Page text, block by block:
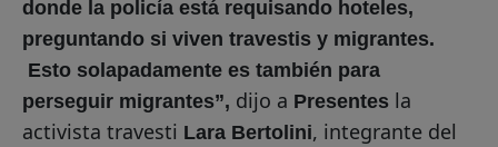
donde la policía está requisando hoteles,
preguntando si viven travestis y migrantes.
Esto solapadamente es también para
perseguir migrantes”, dijo a Presentes la
activista travesti Lara Bertolini, integrante del